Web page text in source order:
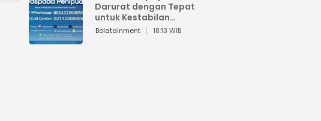
Darurat dengan Tepat
untuk Kestabilan
Keuangan
Bolatainment 18:13 WIB